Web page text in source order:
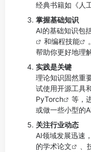
经典书籍如《人
掌握基础知识
AI的基础知识包
和编程技能
帮助你更好地理
实践是关键
理论知识固然重
试使用开源工具
PyTorch
等，
或做一些小型的
关注行业动态
AI领域发展迅速
的学术论文